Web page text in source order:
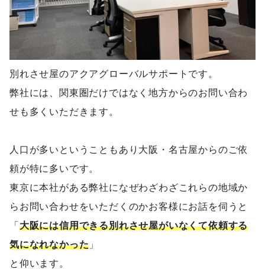
別れさせ屋のアクアグローバルサポートです。
弊社には、関東圏だけではなく地方からのお問い合わ
せも多くいただきます。
人口が多いということもあり大阪・名古屋からのご依
頼が特に多いです。
東京に本社がある弊社になぜわざわざこれらの地域か
らお問い合わせをいただくのかお客様にお話を伺うと
「 大阪には信用できる別れさせ屋がいなくて依頼する
気になれなかった 」
と仰います。